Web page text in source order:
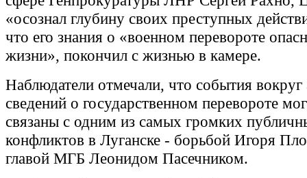
«осознал глубину своих преступных
что его знания о «военном перевороте
жизни», покончил с жизнью в камере.
Наблюдатели отмечали, что события вокруг
сведений о государственном перевороте
связаны с одним из самых громких
конфликтов в Луганске - борьбой Игоря
главой МГБ Леонидом Пасечником.